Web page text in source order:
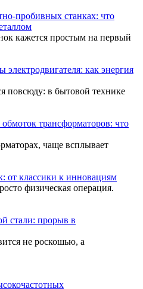
пробивных станках: что
кажется простым на первый
как энергия
повсюду: в бытовой технике
трансформаторов: что
чаще всплывает
от классики к инновациям
физическая операция.
стали: прорыв в
не роскошью, а